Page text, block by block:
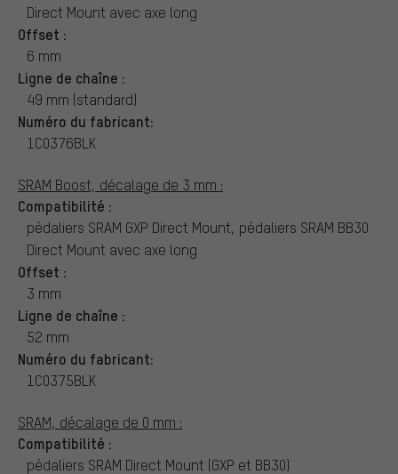
Direct Mount avec axe long
Offset :
6 mm
Ligne de chaîne :
49 mm (standard)
Numéro du fabricant:
1C0376BLK
SRAM Boost, décalage de 3 mm :
Compatibilité :
pédaliers SRAM GXP Direct Mount, pédaliers SRAM BB30
Direct Mount avec axe long
Offset :
3 mm
Ligne de chaîne :
52 mm
Numéro du fabricant:
1C0375BLK
SRAM, décalage de 0 mm :
Compatibilité :
pédaliers SRAM Direct Mount (GXP et BB30)